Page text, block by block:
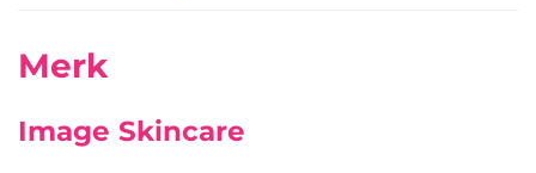
Merk
Image Skincare